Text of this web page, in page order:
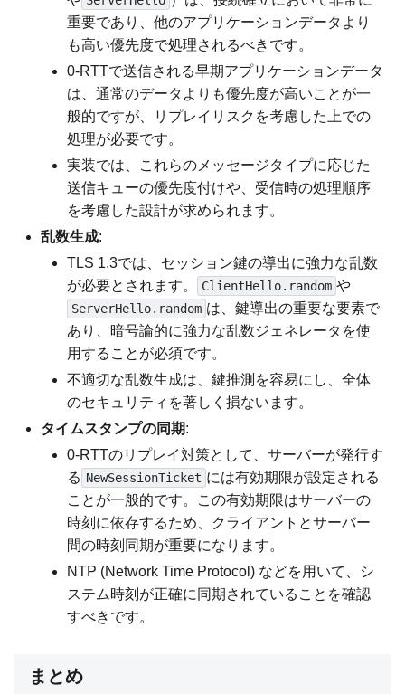
重要であり、他のアプリケーションデータより
も高い優先度で処理されるべきです。
0-RTTで送信される早期アプリケーションデータ
は、通常のデータよりも優先度が高いことが一
般的ですが、リプレイリスクを考慮した上での
処理が必要です。
実装では、これらのメッセージタイプに応じた
送信キューの優先度付けや、受信時の処理順序
を考慮した設計が求められます。
乱数生成:
TLS 1.3では、セッション鍵の導出に強力な乱数
が必要とされます。
ClientHello.random や
ServerHello.random は、鍵導出の重要な要素で
あり、暗号論的に強力な乱数ジェネレータを使
用することが必須です。
不適切な乱数生成は、鍵推測を容易にし、全体
のセキュリティを著しく損ないます。
タイムスタンプの同期:
0-RTTのリプレイ対策として、サーバーが発行す
る NewSessionTicket には有効期限が設定される
ことが一般的です。この有効期限はサーバーの
時刻に依存するため、クライアントとサーバー
間の時刻同期が重要になります。
NTP (Network Time Protocol) などを用いて、シ
ステム時刻が正確に同期されていることを確認
すべきです。
まとめ